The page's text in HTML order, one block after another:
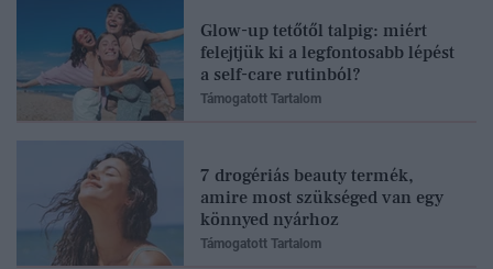
Glow-up tetőtől talpig: miért
felejtjük ki a legfontosabb lépést
a self-care rutinból?
Támogatott Tartalom
7 drogériás beauty termék,
amire most szükséged van egy
könnyed nyárhoz
Támogatott Tartalom